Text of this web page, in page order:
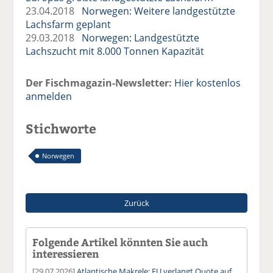
23.04.2018 Norwegen: Weitere landgestützte
Lachsfarm geplant
29.03.2018 Norwegen: Landgestützte
Lachszucht mit 8.000 Tonnen Kapazität
Der Fischmagazin-Newsletter: Hier kostenlos
anmelden
Stichworte
Norwegen
Zurück
Folgende Artikel könnten Sie auch
interessieren